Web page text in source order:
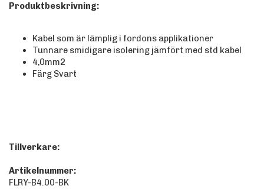
Produktbeskrivning:
Kabel som är lämplig i fordons applikationer
Tunnare smidigare isolering jämfört med std kabel
4,0mm2
Färg Svart
Tillverkare:
Artikelnummer:
FLRY-B4.00-BK